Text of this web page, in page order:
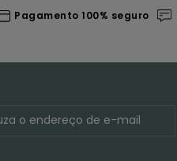
Pagamento 100% seguro